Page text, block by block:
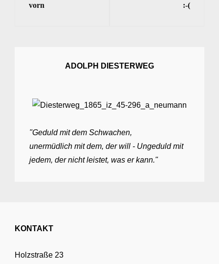
vorn
:-(
ADOLPH DIESTERWEG
"Geduld mit dem Schwachen,
unermüdlich mit dem, der will - Ungeduld mit
jedem, der nicht leistet, was er kann."
KONTAKT
Holzstraße 23